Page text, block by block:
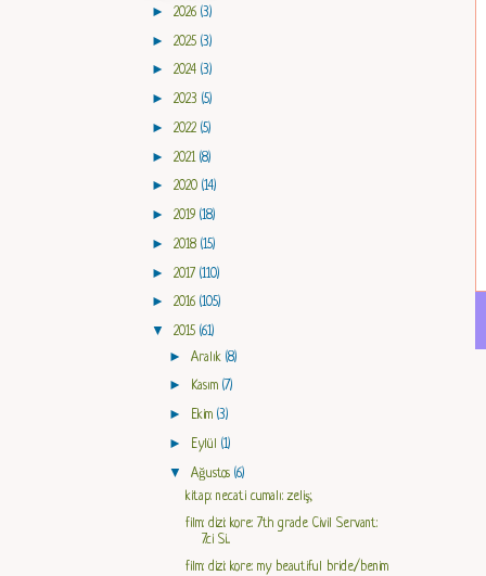
► 2026 (3)
► 2025 (3)
► 2024 (3)
► 2023 (5)
► 2022 (5)
► 2021 (8)
► 2020 (14)
► 2019 (18)
► 2018 (15)
► 2017 (110)
► 2016 (105)
▼ 2015 (61)
► Aralık (8)
► Kasım (7)
► Ekim (3)
► Eylül (1)
▼ Ağustos (6)
kitap: necati cumalı: zeliş;
film: dizi: kore: 7th grade Civil Servant:
7.ci Si...
film: dizi: kore: my beautiful bride/benim